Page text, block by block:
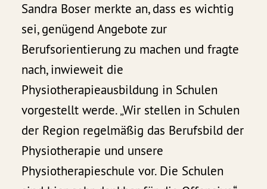
Sandra Boser merkte an, dass es wichtig
sei, genügend Angebote zur
Berufsorientierung zu machen und fragte
nach, inwieweit die
Physiotherapieausbildung in Schulen
vorgestellt werde. „Wir stellen in Schulen
der Region regelmäßig das Berufsbild der
Physiotherapie und unsere
Physiotherapieschule vor. Die Schulen